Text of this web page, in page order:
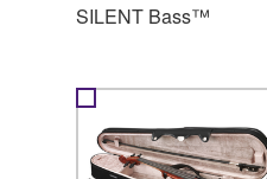
SILENT Bass™